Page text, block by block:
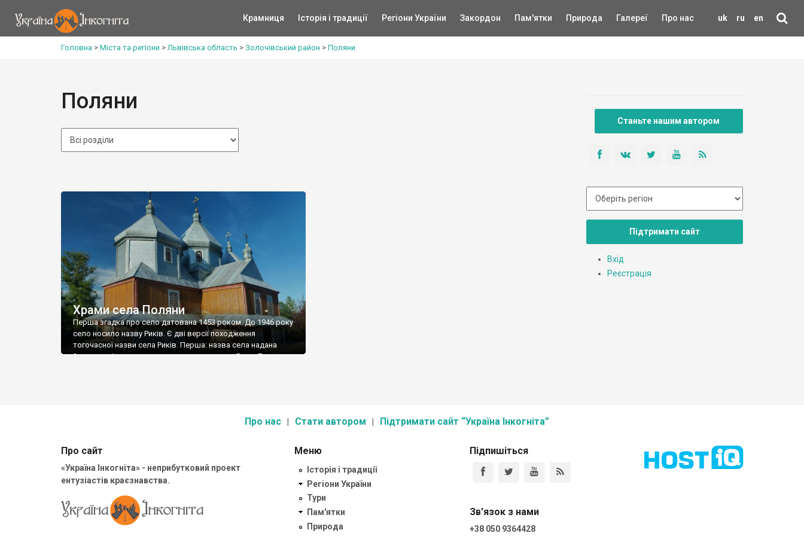
uk ru en
Крамниця Історія і традиції Регіони України Закордон Пам'ятки Природа Галереї Про нас
Головна > Міста та регіони >Львівська область > Золочівський район > Поляни
Поляни
Храми села Поляни
Перша згадка про село датована 1453 роком. До 1946 року
село носило назву Риків. Є дві версії походження
тогочасної назви села Риків. Перша: назва села надана
йому за прізвищем тогочасного власника — Рика. Друга
Станьте нашим автором
Підтримати сайт
Вхід
Реєстрація
Про нас Стати автором Підтримати сайт “Україна Інкогніта”
Про сайт
«Україна Інкогніта» - неприбутковий проект
ентузіастів краєзнавства.
Меню
Історія і традиції
Регіони України
Тури
Пам'ятки
Природа
Підпишіться
Зв'язок з нами
+38 050 9364428